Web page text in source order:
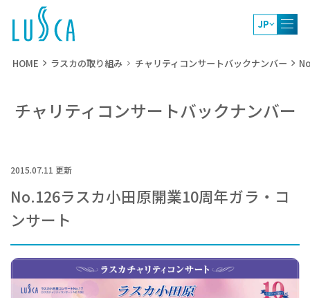
JP
HOME ラスカの取り組み チャリティコンサートバックナンバー
チャリティコンサートバックナンバー
2015.07.11 更新
No.126ラスカ小田原開業10周年ガラ・コ
ンサート